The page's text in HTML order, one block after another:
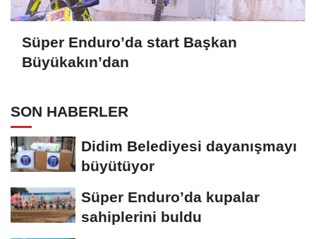
Süper Enduro’da start Başkan
Büyükakın’dan
SON HABERLER
Didim Belediyesi dayanışmayı
büyütüyor
Süper Enduro’da kupalar
sahiplerini buldu